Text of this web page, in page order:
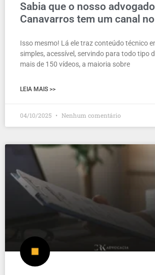
Sabia que o nosso
Canavarros tem um canal
Isso mesmo! Lá ele traz conteúdo técnico
simples, acessível, servindo para todo tipo
mais de 150 vídeos, a maioria sobre
LEIA MAIS >>
04/10/2025 Nenhum comentário